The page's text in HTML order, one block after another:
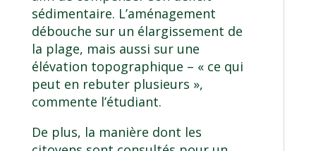
sédimentaire. L’aménagement
débouche sur un élargissement de
la plage, mais aussi sur une
élévation topographique – « ce qui
peut en rebuter plusieurs »,
commente l’étudiant.
De plus, la manière dont les